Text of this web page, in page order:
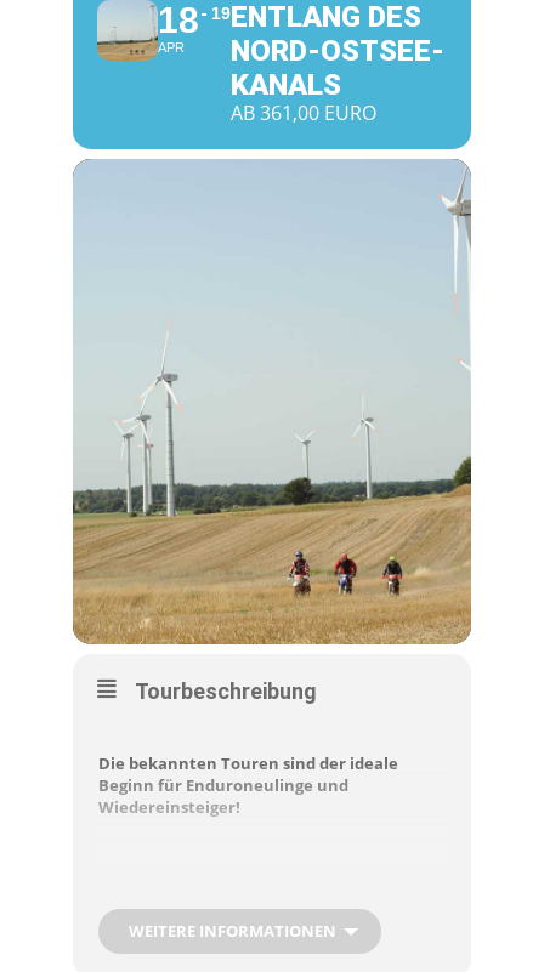
18
APR
19ENTLANG DES
NORD-OSTSEE-
KANALS
AB 361,00 EURO
Tourbeschreibung
Die bekannten Touren sind der ideale
Beginn für Enduroneulinge und
Wiedereinsteiger!
Ostsee-Kanal per kostenloser Fähre zu
überqueren! Bestaune dabei die mächtigen
WEITERE INFORMATIONEN